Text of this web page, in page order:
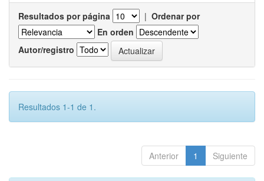
Resultados por página | Ordenar por
En orden
Autor/registro
Resultados 1-1 de 1.
Anterior 1 Siguiente